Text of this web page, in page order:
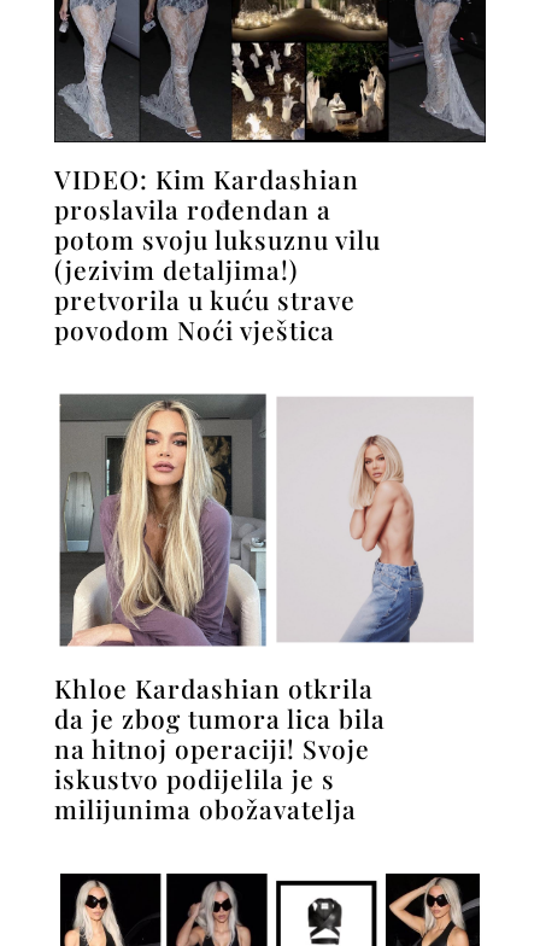
VIDEO: Kim Kardashian
proslavila rođendan a
potom svoju luksuznu vilu
(jezivim detaljima!)
pretvorila u kuću strave
povodom Noći vještica
Khloe Kardashian otkrila
da je zbog tumora lica bila
na hitnoj operaciji! Svoje
iskustvo podijelila je s
milijunima obožavatelja